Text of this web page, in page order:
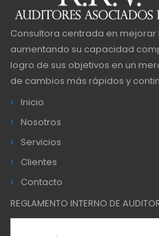
Consultora centrada en
aumentando su capacidad
logro de sus objetivos en un
de cambios más rápidos y
Inicio
Nosotros
Servicios
Clientes
Contacto
REGLAMENTO INTERNO DE